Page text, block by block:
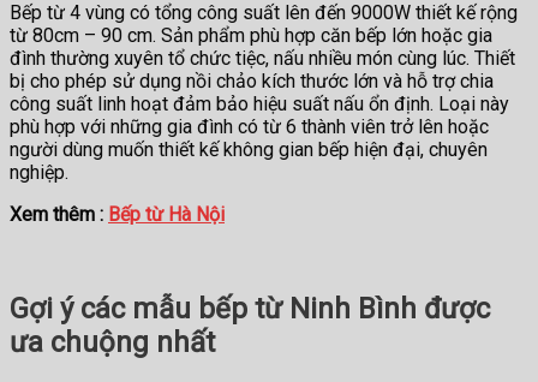
Bếp từ 4 vùng có tổng công suất lên đến 9000W thiết kế rộng
từ 80cm – 90 cm. Sản phẩm phù hợp căn bếp lớn hoặc gia
đình thường xuyên tổ chức tiệc, nấu nhiều món cùng lúc. Thiết
bị cho phép sử dụng nồi chảo kích thước lớn và hỗ trợ chia
công suất linh hoạt đảm bảo hiệu suất nấu ổn định. Loại này
phù hợp với những gia đình có từ 6 thành viên trở lên hoặc
người dùng muốn thiết kế không gian bếp hiện đại, chuyên
nghiệp.
Xem thêm : Bếp từ Hà Nội
Gợi ý các mẫu bếp từ Ninh Bình được
ưa chuộng nhất